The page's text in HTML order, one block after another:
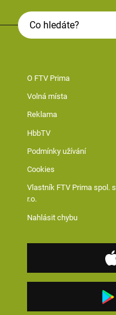
O FTV Prima
Volná místa
Reklama
HbbTV
Podmínky užívání
Cookies
Vlastník FTV Prima spol. s
r.o.
Nahlásit chybu